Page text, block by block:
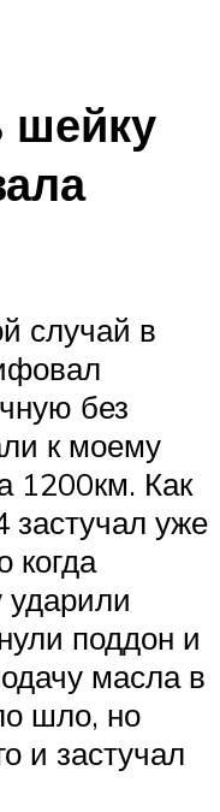
шейку
случай в
без
к моему
1200км. Как
уже
когда
поддон и
масла в
шло, но
и застучал